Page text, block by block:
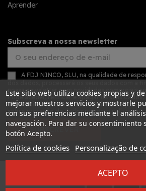
Aprender
Subscreva a nossa newsletter
A FDJ NINCO, SLU, na qualidade de
nossa newsletter com novidades comerciais
Pode aceder, retificar e apagar os seus dados,
outros direitos, consultando as informações
sobre proteção de dados na nossa política de
SUBSCREVER
Desarrollado por
Este sitio web utiliza cookies propias y
mejorar nuestros servicios y mostrarle
con sus preferencias mediante el
navegación. Para dar su consentimiento
botón Acepto.
Política de cookies Personalização de
ACEPTO